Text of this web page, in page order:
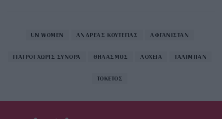
UN WOMEN ΑΝΔΡΕΑΣ ΚΟΥΤΕΠΑΣ ΑΦΓΑΝΙΣΤΑΝ
ΓΙΑΤΡΟΙ ΧΩΡΙΣ ΣΥΝΟΡΑ ΘΗΛΑΣΜΟΣ ΛΟΧΕΙΑ ΤΑΛΙΜΠΑΝ
ΤΟΚΕΤΟΣ